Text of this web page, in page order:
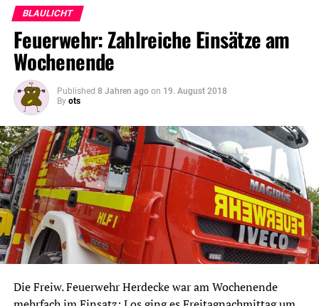
BLAULICHT
Feuerwehr: Zahlreiche Einsätze am
Wochenende
Published 8 Jahren ago on 19. August 2018
By ots
Die Freiw. Feuerwehr Herdecke war am Wochenende